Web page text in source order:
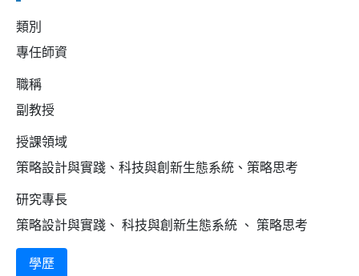
類別
專任師資
職稱
副教授
授課領域
策略設計與實踐、科技與創新生態系統、策略思考
研究專長
策略設計與實踐、 科技與創新生態系統 、 策略思考
學歷